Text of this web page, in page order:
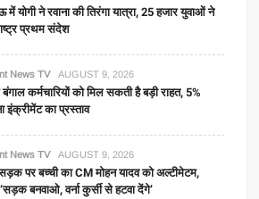
योगी ने रवाना की तिरंगा यात्रा, 25 हजार युवाओं ने
प्रथम संदेश
News TV AUGUST 9, 2026
बंगाल कर्मचारियों को मिल सकती है बड़ी राहत, 5%
इंक्रीमेंट का प्रस्ताव
News TV AUGUST 9, 2026
पर बच्ची का CM मोहन यादव को अल्टीमेटम,
बनवाओ, वर्ना कुर्सी से हटवा देंगे’